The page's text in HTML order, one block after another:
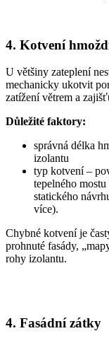
4. Kotvení
U většiny zateplení
mechanicky ukotvit
zatížení větrem a
Důležité faktory:
správná délka
izolantu
typ kotvení –
tepelného
statického
více).
Chybné kotvení je
prohnuté fasády,
rohy izolantu.
4. Fasádní zátky